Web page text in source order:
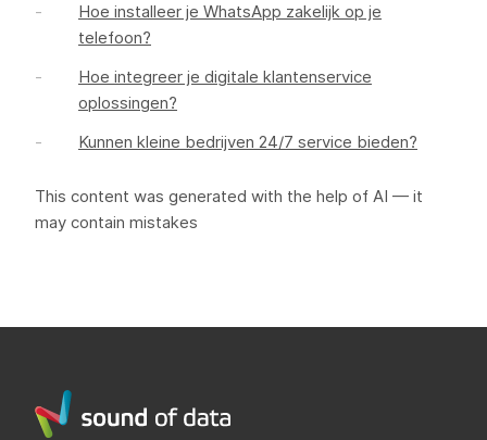
Hoe installeer je WhatsApp zakelijk op je
telefoon?
Hoe integreer je digitale klantenservice
oplossingen?
Kunnen kleine bedrijven 24/7 service bieden?
This content was generated with the help of AI — it
may contain mistakes